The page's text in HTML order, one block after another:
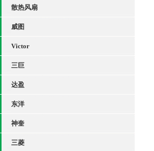
散热风扇
威图
Victor
三巨
达盈
东洋
神奎
三菱